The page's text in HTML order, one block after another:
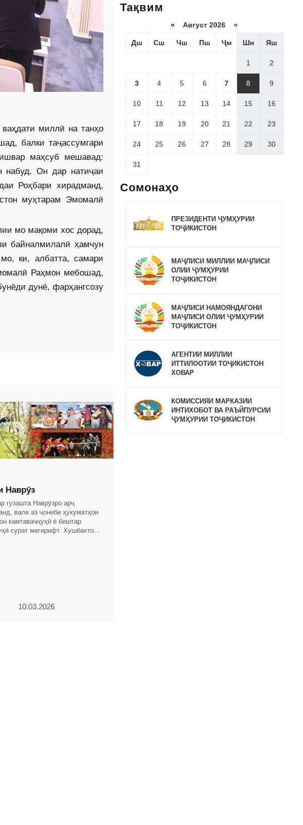
миллӣ на танҳо
балки таҷассумгари
маҳсуб мешавад:
набуд. Он дар натиҷаи
Роҳбари хирадманд,
муҳтарам Эмомалӣ
мо мақоми хос дорад,
байналмилалӣ ҳамчун
ки, албатта, самари
Раҳмон мебошад,
дунё, фарҳангсозу
Наврӯз
гузашта Наврӯзро арҷ
вале аз ҷониби ҳукуматҳои
камтаваҷҷуҳӣ ё бештар
сурат мегирифт. Хушбахтона,
10.03.2026
Тақвим
« Август 2026 »
Дш Сш Чш Пш Ҷм Шн Яш
1 2
3 4 5 6 7 8 9
10 11 12 13 14 15 16
17 18 19 20 21 22 23
24 25 26 27 28 29 30
31
Сомонаҳо
ПРЕЗИДЕНТИ ҶУМҲУРИИ
ТОҶИКИСТОН
МАҶЛИСИ МИЛЛИИ МАҶЛИСИ
ОЛИИ ҶУМҲУРИИ
ТОҶИКИСТОН
МАҶЛИСИ НАМОЯНДАГОНИ
МАҶЛИСИ ОЛИИ ҶУМҲУРИИ
ТОҶИКИСТОН
АГЕНТИИ МИЛЛИИ
ИТТИЛООТИИ ТОҶИКИСТОН
ХОВАР
КОМИССИЯИ МАРКАЗИИ
ИНТИХОБОТ ВА РАЪЙПУРСИИ
ҶУМҲУРИИ ТОҶИКИСТОН